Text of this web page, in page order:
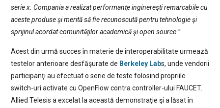
serie x. Compania a realizat performanţe inginereşti remarcabile cu
aceste produse şi merită să fie recunoscută pentru tehnologie şi
sprijinul acordat comunităţilor academică şi open source.”
Acest din urmă succes în materie de interoperabilitate urmează
testelor anterioare desfăşurate de Berkeley Labs, unde vendorii
participanţi au efectuat o serie de teste folosind propriile
switch-uri activate cu OpenFlow contra controller-ului FAUCET.
Allied Telesis a excelat la această demonstraţie şi a lăsat în